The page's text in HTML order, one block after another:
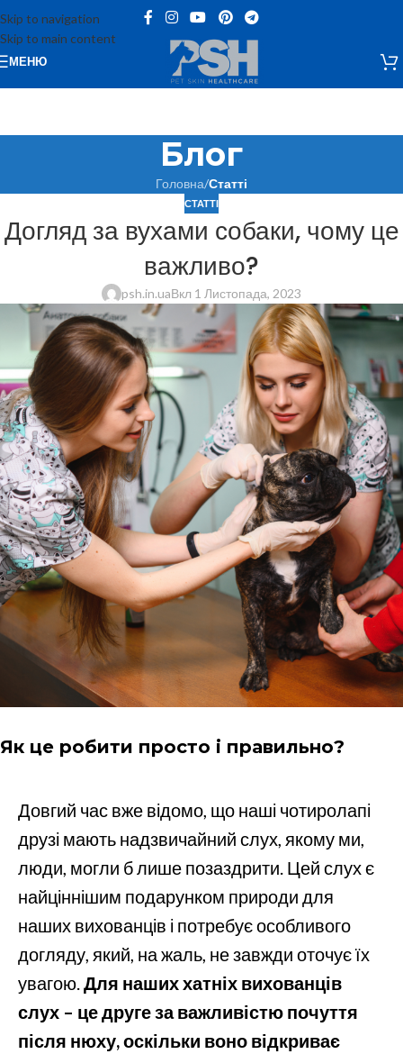
Skip to navigation
Skip to main content
МЕНЮ
Блог
Головна/Статті
СТАТТІ
Догляд за вухами собаки, чому це
важливо?
psh.in.uaВкл 1 Листопада, 2023
Як це робити просто і правильно?
Довгий час вже відомо, що наші чотиролапі
друзі мають надзвичайний слух, якому ми,
люди, могли б лише позаздрити. Цей слух є
найціннішим подарунком природи для
наших вихованців і потребує особливого
догляду, який, на жаль, не завжди оточує їх
увагою.Для наших хатніх вихованців
слух – це друге за важливістю почуття
після нюху, оскільки воно відкриває